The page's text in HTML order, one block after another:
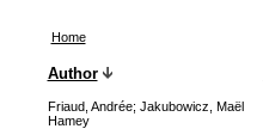
Home
Author
Friaud, Andrée; Jakubowicz, Maël
Hamey